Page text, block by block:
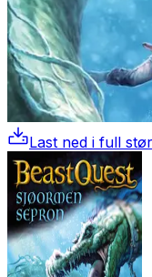
Last ned i full